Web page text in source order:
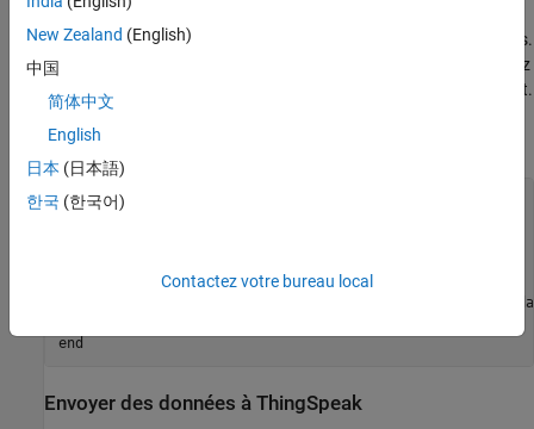
stockées dans une timetable. Utilisez la fonction
vérifier si les données du canal sont régulièrement échantillonnées.
Si les données sont échantillonnées de manière irrégulière, générez
un vecteur temporel régulièrement espacé pour la période d'intérêt.
Générez un nouveau vecteur de temps en utilisant
startTime
regularFlag = isregular(data,
    stopTime  = data.Timestamps(end);
newTimeVector =
end
Envoyer des données à ThingSpeak
New Zealand (English)
中国
简体中文
English
日本 (日本語)
한국 (한국어)
Contactez votre bureau local